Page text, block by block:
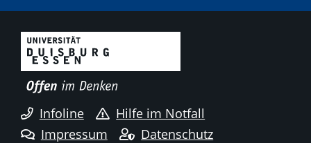
Infoline
Hilfe im Notfall
Impressum
Datenschutz